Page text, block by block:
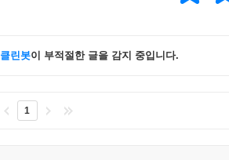
클린봇이 부적절한 글을 감지 중입니다.
1